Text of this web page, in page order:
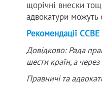
щорічні внески
адвокатури можуть
Рекомендації ССВЕ
Довідково: Рада
шести країн, а
Правничі та